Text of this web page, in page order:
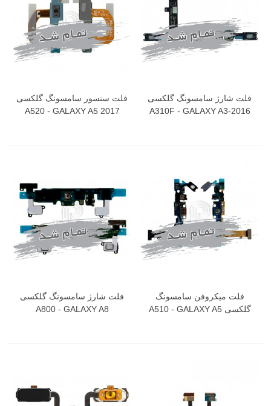
فلت شارژ سامسونگ گلکسی
A310F - GALAXY A3-2016
فلت سنسور سامسونگ گلکسی
A520 - GALAXY A5 2017
فلت میکروفن سامسونگ
گلکسی A510 - GALAXY A5
فلت شارژ سامسونگ گلکسی
A800 - GALAXY A8